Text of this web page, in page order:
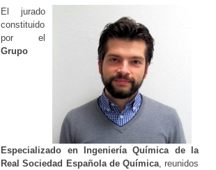
El jurado
constituido
por el
Grupo
Especializado en Ingeniería Química de la
Real Sociedad Española de Química, reunidos